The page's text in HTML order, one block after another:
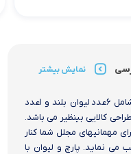
نمایش بیشتر
پارچ و لیوان استیج پارچ و لیوان استیج شامل ۶عدد لیوان بلند و ۱عدد
کالایی بینظیر می باشد.
مهمانیهای مجلل شما کنار
می نماید. پارچ و لیوان با